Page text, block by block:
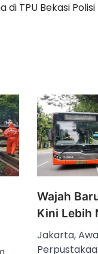
di TPU Bekasi Polisi
Wajah
Kini Lebih
Jakarta,